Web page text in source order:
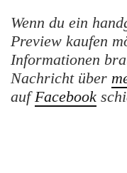
Wenn du ein
Preview kaufen
Informationen
Nachricht über
aufFacebook